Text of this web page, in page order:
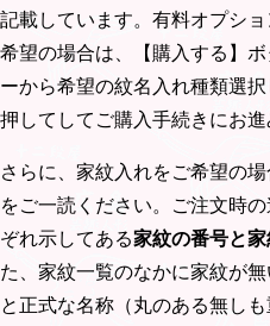
記載しています。有料オプシ
希望の場合は、【購入する】
ーから希望の紋名入れ種類選
押してしてご購入手続きにお進
さらに、家紋入れをご希望の
をご一読ください。ご注文時
ぞれ示してある家紋の番号と
た、家紋一覧のなかに家紋が
と正式な名称（丸のある無し